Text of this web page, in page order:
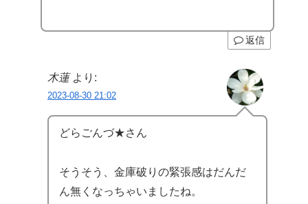
返信
木蓮 より:
2023-08-30 21:02
どらごんづ★さん
そうそう、金庫破りの緊張感はだんだ
ん無くなっちゃいましたね。